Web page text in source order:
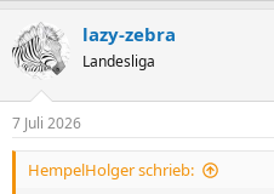
lazy-zebra
Landesliga
7 Juli 2026
HempelHolger schrieb: